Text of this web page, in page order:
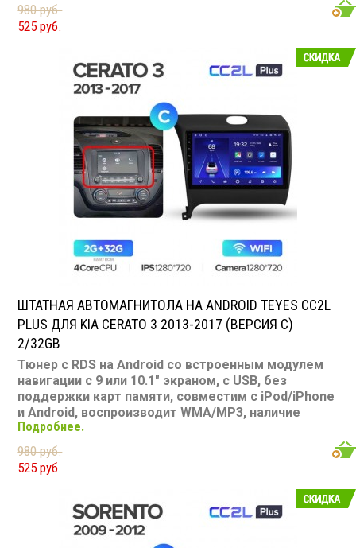
Размер: 2-DIN
Подсветка: многоцветная
Воспроизведение видео: есть
Экран: 9 или 10.1"
TV-тюнер: нет
SD карта: нет
AUX вход: есть
Пульт: нет
Bluetooth: есть
Съемная панель: нет
RCA (линейные) выходы: 3 пары
980 руб.
525 руб.
ШТАТНАЯ АВТОМАГНИТОЛА НА ANDROID TEYES CC2L
PLUS ДЛЯ KIA CERATO 3 2013-2017 (ВЕРСИЯ C)
2/32GB
Тюнер с RDS на Android со встроенным модулем
навигации с 9 или 10.1" экраном, с USB, без
поддержки карт памяти, совместим с iPod/iPhone
и Android, воспроизводит WMA/MP3, наличие
Bluetooth, подключение камеры заднего вида,
подходит для Kia Cerato 3 2013-2017
Размер: 2-DIN
Подсветка: многоцветная
Воспроизведение видео: есть
Экран: 9 или 10.1"
TV-тюнер: нет
Подробнее.
980 руб.
525 руб.